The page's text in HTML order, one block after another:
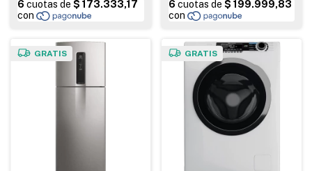
GRATIS GRATIS